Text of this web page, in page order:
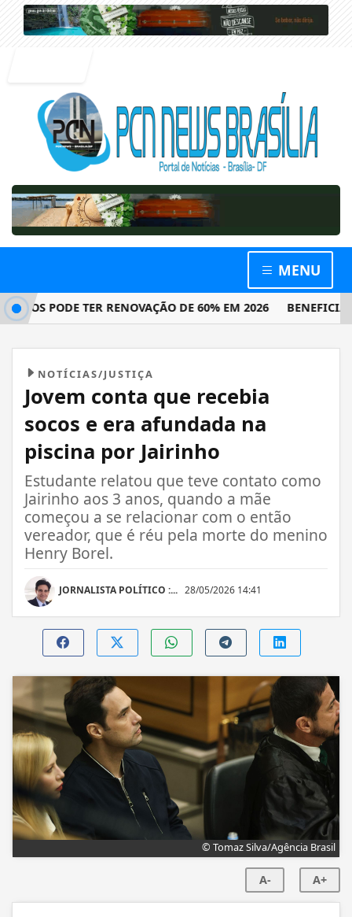
MENU
PODE TER RENOVAÇÃO DE 60% EM 2026
NOTÍCIAS/JUSTIÇA
Jovem conta que recebia
socos e era afundada na
piscina por Jairinho
Estudante relatou que teve contato como
Jairinho aos 3 anos, quando a mãe
começou a se relacionar com o então
vereador, que é réu pela morte do menino
Henry Borel.
JORNALISTA POLÍTICO :... 28/05/2026 14:41
© Tomaz Silva/Agência Brasil
A- A+